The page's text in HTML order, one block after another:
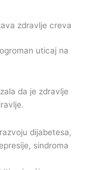
uticaj na
da je zdravlje
dijabetesa,
sindroma